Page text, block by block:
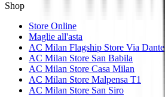
Shop
Store Online
Maglie all'asta
AC Milan Flagship Store Via Dante
AC Milan Store San Babila
AC Milan Store Casa Milan
AC Milan Store Malpensa T1
AC Milan Store San Siro